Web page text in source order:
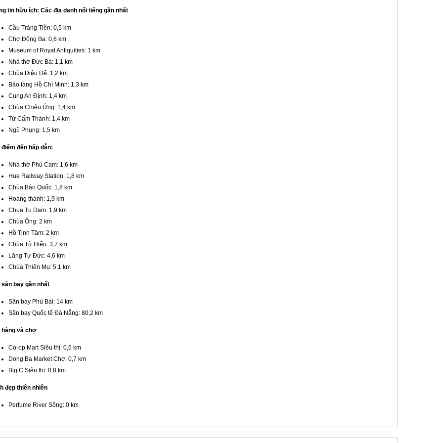
tin hữu ích: Các địa danh nổi tiếng gần nhất
Cầu Tràng Tiền: 0,5 km
Chợ Đông Ba: 0,6 km
Museum of Royal Antiquities: 1 km
Nhà thờ Đức Bà: 1,1 km
Chùa Diệu Đế: 1,2 km
Bảo tàng Hồ Chí Minh: 1,3 km
Cung An Định: 1,4 km
Chùa Chiêu Ứng: 1,4 km
Tử Cấm Thành: 1,4 km
Ngũ Phụng: 1,5 km
điểm đến hấp dẫn:
Nhà thờ Phủ Cam: 1,6 km
Hue Railway Station: 1,8 km
Chùa Báo Quốc: 1,8 km
Hoàng thành: 1,9 km
Chua Tu Dam: 1,9 km
Chùa Ông: 2 km
Hồ Tịnh Tâm: 2 km
Chùa Từ Hiếu: 3,7 km
Lăng Tự Đức: 4,6 km
Chùa Thiên Mụ: 5,1 km
sân bay gần nhất
Sân bay Phú Bài: 14 km
Sân bay Quốc tế Đà Nẵng: 80,2 km
hàng và chợ
Co-op Mart Siêu thị: 0,6 km
Dong Ba Market Chợ: 0,7 km
Big C Siêu thị: 0,8 km
đẹp thiên nhiên
Perfume River Sông: 0 km